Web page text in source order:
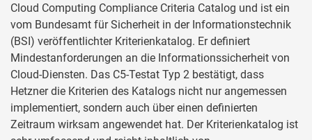
Cloud Computing Compliance Criteria Catalog und ist ein
vom Bundesamt für Sicherheit in der Informationstechnik
(BSI) veröffentlichter Kriterienkatalog. Er definiert
Mindestanforderungen an die Informationssicherheit von
Cloud-Diensten. Das C5-Testat Typ 2 bestätigt, dass
Hetzner die Kriterien des Katalogs nicht nur angemessen
implementiert, sondern auch über einen definierten
Zeitraum wirksam angewendet hat. Der Kriterienkatalog ist